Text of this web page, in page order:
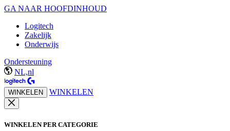
GA NAAR HOOFDINHOUD
Logitech
Zakelijk
Onderwijs
Ondersteuning
NL,nl
WINKELEN WINKELEN
WINKELEN PER CATEGORIE